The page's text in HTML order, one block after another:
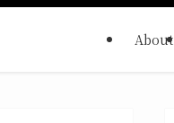
About